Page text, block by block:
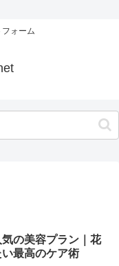
ォーム
の美容プラン｜花
最高のケア術